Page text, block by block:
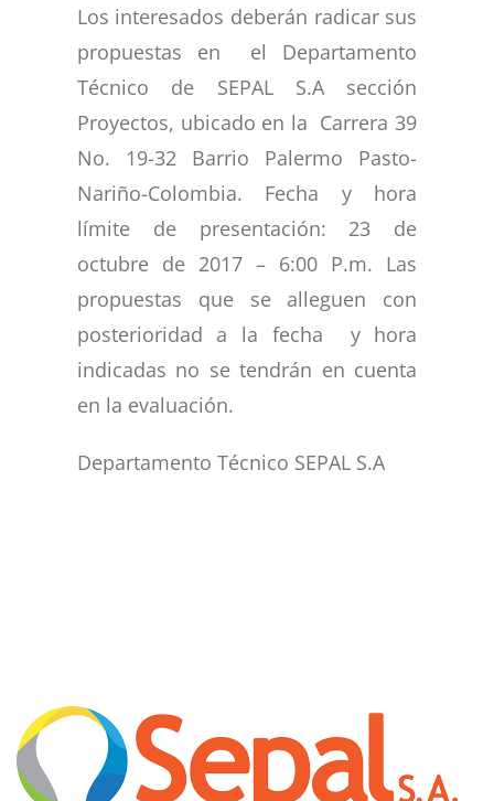
Los interesados deberán radicar sus
propuestas en el Departamento
Técnico de SEPAL S.A sección
Proyectos, ubicado en la Carrera 39
No. 19-32 Barrio Palermo Pasto-
Nariño-Colombia. Fecha y hora
límite de presentación: 23 de
octubre de 2017 – 6:00 P.m. Las
propuestas que se alleguen con
posterioridad a la fecha y hora
indicadas no se tendrán en cuenta
en la evaluación.
Departamento Técnico SEPAL S.A